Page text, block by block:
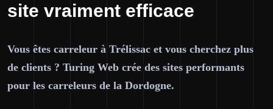
site vraiment efficace
Vous êtes carreleur à Trélissac et vous cherchez plus
de clients ? Turing Web crée des sites performants
pour les carreleurs de la Dordogne.